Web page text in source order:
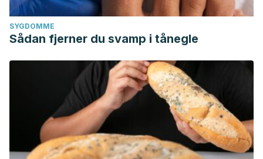
SYGDOMME
Sådan fjerner du svamp i tånegle